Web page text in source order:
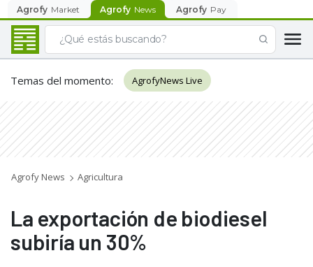
Agrofy Market Agrofy News Agrofy Pay
Temas del momento: AgrofyNews Live
Agrofy News Agricultura
La exportación de biodiesel
subiría un 30%